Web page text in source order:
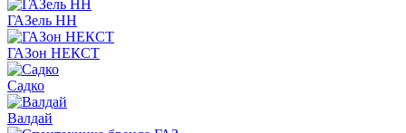
ГАЗель НН
ГАЗон НЕКСТ
Садко
Валдай